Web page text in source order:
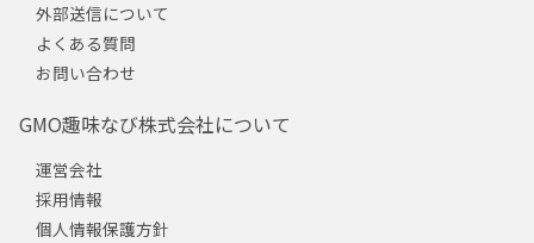
外部送信について
よくある質問
お問い合わせ
GMO趣味なび株式会社について
運営会社
採用情報
個人情報保護方針